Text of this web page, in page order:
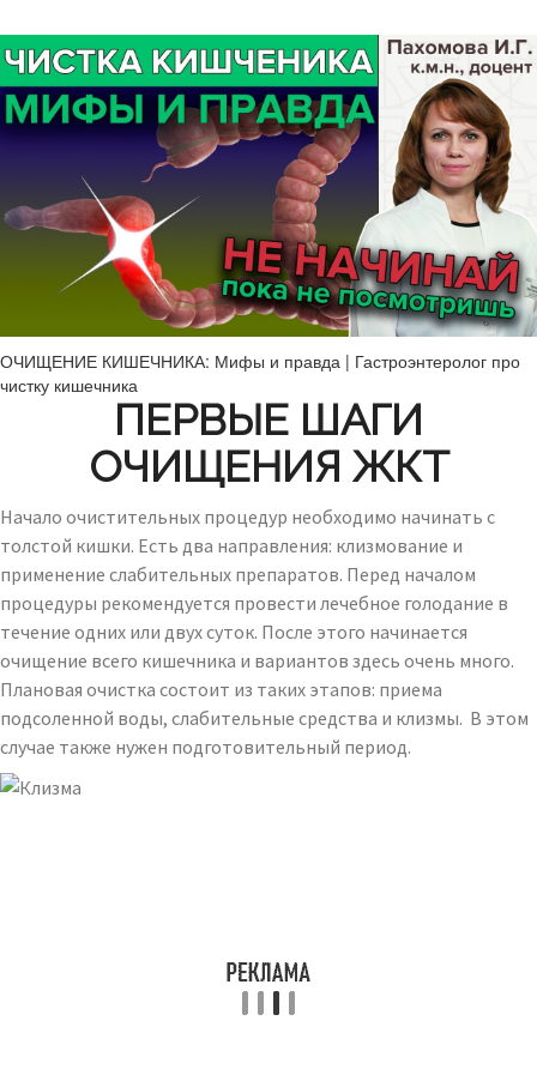
ОЧИЩЕНИЕ КИШЕЧНИКА: Мифы и правда | Гастроэнтеролог про
чистку кишечника
ПЕРВЫЕ ШАГИ
ОЧИЩЕНИЯ ЖКТ
Начало очистительных процедур необходимо начинать с
толстой кишки. Есть два направления: клизмование и
применение слабительных препаратов. Перед началом
процедуры рекомендуется провести лечебное голодание в
течение одних или двух суток. После этого начинается
очищение всего кишечника и вариантов здесь очень много.
Плановая очистка состоит из таких этапов: приема
подсоленной воды, слабительные средства и клизмы. В этом
случае также нужен подготовительный период.